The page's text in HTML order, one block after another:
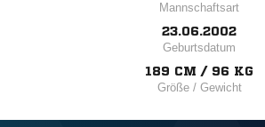
Mannschaftsart
23.06.2002
Geburtsdatum
189 CM / 96 KG
Größe / Gewicht